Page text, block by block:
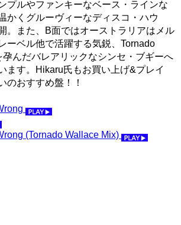
プルやファンキーなベース・ラインな
かくグルーヴィーなディスコ・ハウ
。また、B面ではオーストラリアはメル
ーベル他で活躍する気鋭、Tornado
んだバレアリックなシンセ・ブギーへ
ます。Hikaru氏もお買い上げ&プレイ
のおすすめ盤！！
(Tornado Wallace Mix)